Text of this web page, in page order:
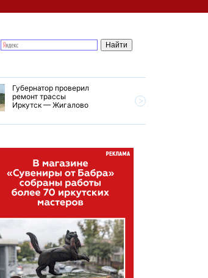
Губернатор проверил
ремонт трассы
Иркутск — Жигалово